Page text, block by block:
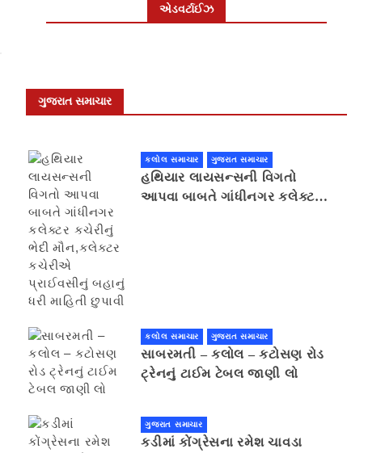
એડવર્ટાઈઝ
ગુજરાત સમાચાર
કલોલ સમાચાર ગુજરાત સમાચાર
હથિયાર લાયસન્સની વિગતો
આપવા બાબતે ગાંધીનગર કલેક્ટર
કલોલ સમાચાર ગુજરાત સમાચાર
સાબરમતી – કલોલ – કટોસણ રોડ
ટ્રેનનું ટાઈમ ટેબલ જાણી લો
ગુજરાત સમાચાર
કડીમાં કોંગ્રેસના રમેશ ચાવડા